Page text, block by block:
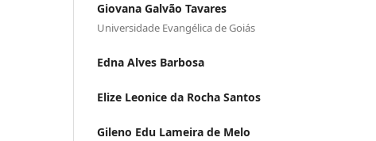
Giovana Galvão Tavares
Universidade Evangélica de Goiás
Edna Alves Barbosa
Elize Leonice da Rocha Santos
Gileno Edu Lameira de Melo